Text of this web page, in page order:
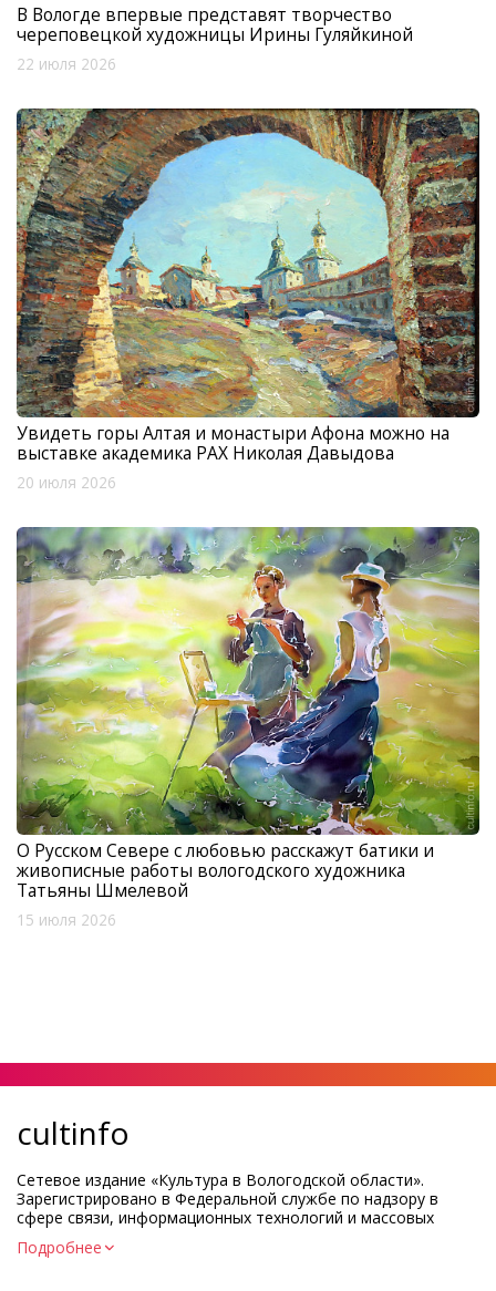
В Вологде впервые представят творчество
череповецкой художницы Ирины Гуляйкиной
22 июля 2026
Увидеть горы Алтая и монастыри Афона можно на
выставке академика РАХ Николая Давыдова
20 июля 2026
О Русском Севере с любовью расскажут батики и
живописные работы вологодского художника
Татьяны Шмелевой
15 июля 2026
cultinfo
Сетевое издание «Культура в Вологодской области».
Зарегистрировано в Федеральной службе по надзору в
сфере связи, информационных технологий и массовых
коммуникаций.
Регистрационный номер и дата принятия решения о
Подробнее